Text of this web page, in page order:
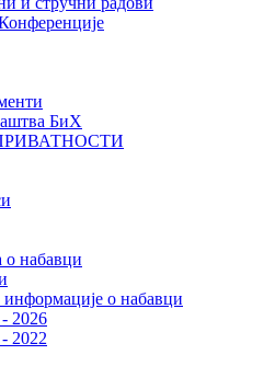
БиХ
о набавци
информације о набавци
2026
2022